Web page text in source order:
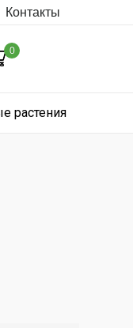
Контакты
0
растения